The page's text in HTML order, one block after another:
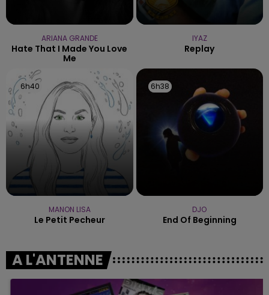
ARIANA GRANDE
Hate That I Made You Love
Me
IYAZ
Replay
6h40
6h40
MANON LISA
Le Petit Pecheur
6h38
6h38
DJO
End Of Beginning
A L'ANTENNE